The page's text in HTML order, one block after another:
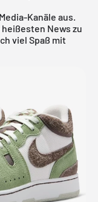
Kanäle aus.
News zu
viel Spaß mit